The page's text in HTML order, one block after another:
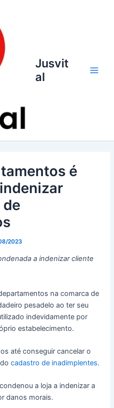
Jusvit
al
é
2023
a indenizar cliente
na comarca de
pesadelo ao ter seu
indevidamente por
estabelecimento.
até conseguir cancelar o
docadastro de inadimplentes.
condenou a loja a indenizar a
danos morais.